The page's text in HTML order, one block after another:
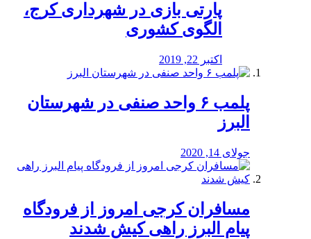
پارتی بازی در شهرداری کرج،
الگوی کشوری
اکتبر 22, 2019
پلمب ۶ واحد صنفی در شهرستان
البرز
جولای 14, 2020
مسافران کرجی امروز از فرودگاه
پیام البرز راهی کیش شدند